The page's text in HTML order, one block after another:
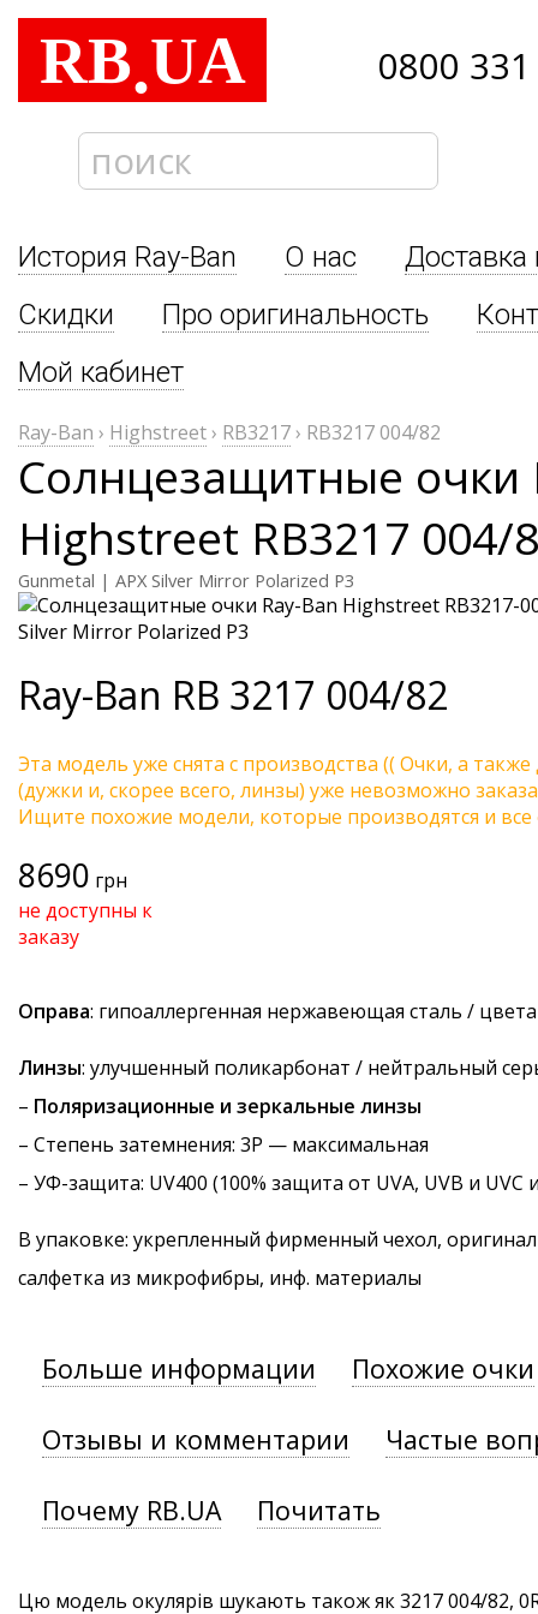
RB.UA 0800
История Ray-Ban О нас
Доставка
Скидки
Про оригинальность
Мой кабинет
Ray-Ban › Highstreet› RB3217› RB3217 004/82
Солнцезащитные очки
Highstreet RB3217 004/
Gunmetal | APX Silver Mirror Polarized P3
Ray-Ban RB 3217 004/82
Эта модель уже снята с производства (( Очки, а
(дужки и, скорее всего, линзы) уже невозможно
Ищите похожие модели, которые производятся и
8690 грн
не доступны к
заказу
Оправа: гипоаллергенная нержавеющая сталь /
Линзы: улучшенный поликарбонат / нейтральный
– Поляризационные и зеркальные линзы
– Степень затемнения: 3P — максимальная
– УФ-защита: UV400 (100% защита от UVA, UVB и UVC
В упаковке: укрепленный фирменный чехол,
салфетка из микрофибры, инф. материалы
Больше информации Похожие очки
Отзывы и комментарии Частые
Почему RB.UA Почитать
Цю модель окулярів шукають також як 3217 004/82,